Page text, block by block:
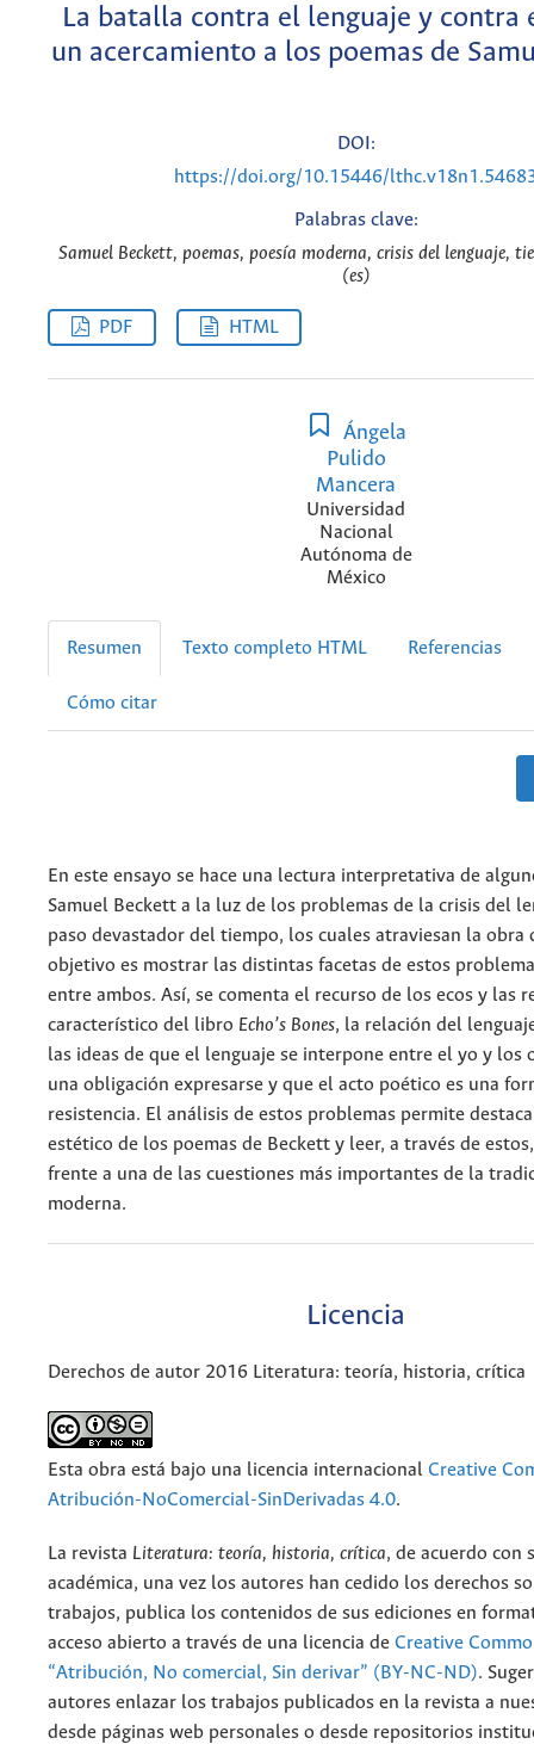
La batalla contra el lenguaje y contra
un acercamiento a los poemas de
DOI:
https://doi.org/10.15446/
Palabras clave:
Samuel Beckett, poemas, poesía moderna, crisis del lenguaje,
(es)
PDF HTML
Ángela
Pulido
Mancera
Universidad
Nacional
Autónoma de
México
Resumen Texto completo HTML Referencias
Cómo citar
En este ensayo se hace una lectura interpretativa de
Samuel Beckett a la luz de los problemas de la crisis del
paso devastador del tiempo, los cuales atraviesan la obra
objetivo es mostrar las distintas facetas de estos
entre ambos. Así, se comenta el recurso de los ecos y las
característico del libro Echo’s Bones, la relación del
las ideas de que el lenguaje se interpone entre el yo y los
una obligación expresarse y que el acto poético es una
resistencia. El análisis de estos problemas permite
estético de los poemas de Beckett y leer, a través de
frente a una de las cuestiones más importantes de la
moderna.
Licencia
Derechos de autor 2016 Literatura: teoría, historia, crítica
Esta obra está bajo una licencia internacional Creative
Atribución-NoComercial-SinDerivadas 4.0.
La revista Literatura: teoría, historia, crítica, de acuerdo con
académica, una vez los autores han cedido los derechos
trabajos, publica los contenidos de sus ediciones en
acceso abierto a través de una licencia de Creative
“Atribución, No comercial, Sin derivar” (BY-NC-ND).
autores enlazar los trabajos publicados en la revista a
desde páginas web personales o desde repositorios